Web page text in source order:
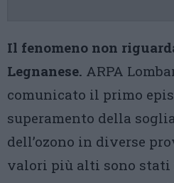
Il fenomeno non
Legnanese. ARPA
comunicato il primo
superamento della
dell’ozono in diverse
valori più alti sono